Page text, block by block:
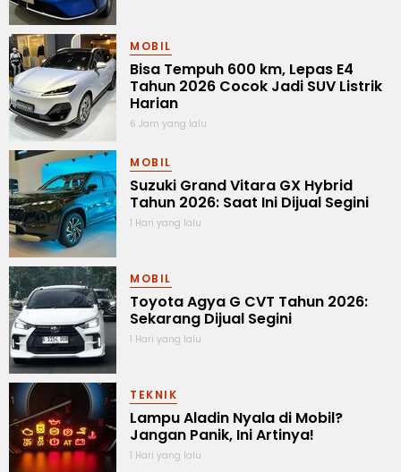
MOBIL
Bisa Tempuh 600 km, Lepas E4
Tahun 2026 Cocok Jadi SUV Listrik
Harian
6 Jam yang lalu
MOBIL
Suzuki Grand Vitara GX Hybrid
Tahun 2026: Saat Ini Dijual Segini
1 Hari yang lalu
MOBIL
Toyota Agya G CVT Tahun 2026:
Sekarang Dijual Segini
1 Hari yang lalu
TEKNIK
Lampu Aladin Nyala di Mobil?
Jangan Panik, Ini Artinya!
1 Hari yang lalu